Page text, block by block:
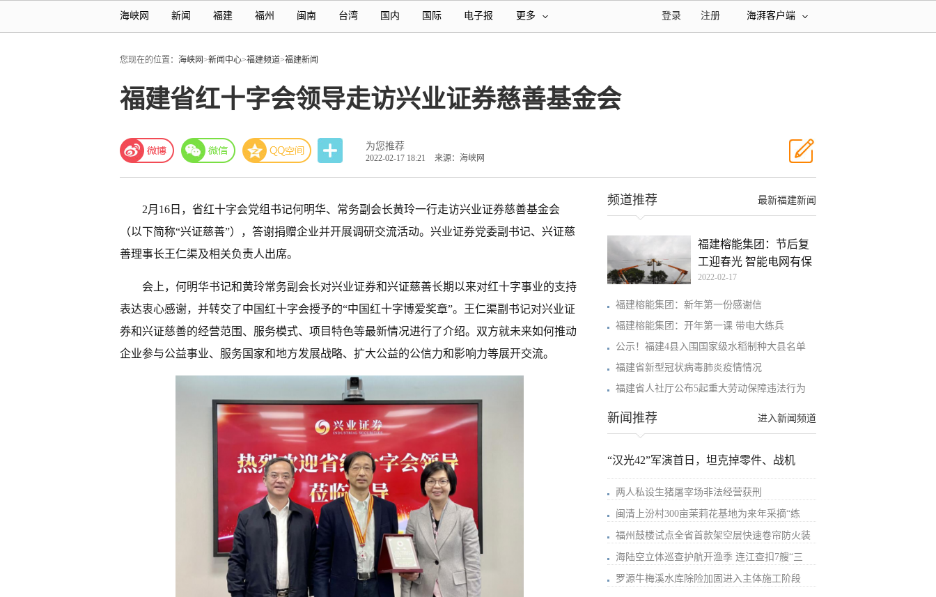
海峡网 新闻 福建 福州 闽南 台湾 国内 国际 电子报 更多 海湃客户端
注册
登录
您现在的位置： 海峡网>新闻中心>福建频道>福建新闻
福建省红十字会领导走访兴业证券慈善基金会
为您推荐
2022-02-17 18:21 来源：海峡网
2月16日，省红十字会党组书记何明华、常务副会长黄玲一行走访兴业证券慈善基金会
（以下简称“兴证慈善”），答谢捐赠企业并开展调研交流活动。兴业证券党委副书记、兴证慈
善理事长王仁渠及相关负责人出席。
会上，何明华书记和黄玲常务副会长对兴业证券和兴证慈善长期以来对红十字事业的支持
表达衷心感谢，并转交了中国红十字会授予的“中国红十字博爱奖章”。王仁渠副书记对兴业证
券和兴证慈善的经营范围、服务模式、项目特色等最新情况进行了介绍。双方就未来如何推动
企业参与公益事业、服务国家和地方发展战略、扩大公益的公信力和影响力等展开交流。
最新福建新闻
频道推荐
福建榕能集团：节后复
工迎春光 智能电网有保
2022-02-17
福建榕能集团：新年第一份感谢信
福建榕能集团：开年第一课 带电大练兵
公示！福建4县入围国家级水稻制种大县名单
福建省新型冠状病毒肺炎疫情情况
福建省人社厅公布5起重大劳动保障违法行为
进入新闻频道
新闻推荐
“汉光42”军演首日，坦克掉零件、战机
两人私设生猪屠宰场非法经营获刑
闽清上汾村300亩茉莉花基地为来年采摘“练
福州鼓楼试点全省首款架空层快速卷帘防火装
海陆空立体巡查护航开渔季 连江查扣7艘“三
罗源牛梅溪水库除险加固进入主体施工阶段